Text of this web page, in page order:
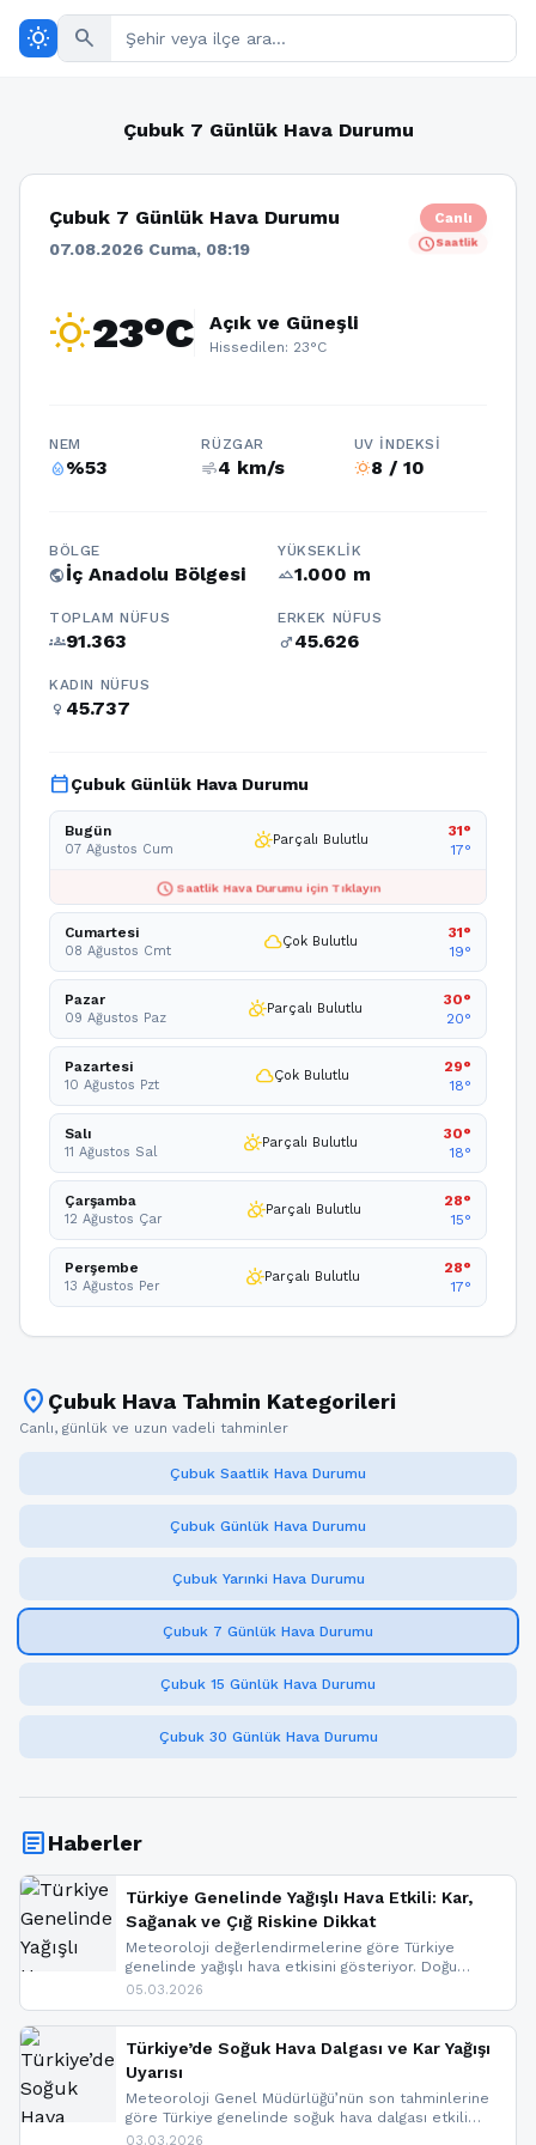
wb_sunny search
Çubuk 7 Günlük Hava Durumu
Çubuk 7 Günlük Hava Durumu
07.08.2026 Cuma, 08:19
Canlı
scheduleSaatlik
wb_sunny23°C Açık ve Güneşli
Hissedilen: 23°C
NEM
humidity_percentage%53
RÜZGAR
air4 km/s
UV İNDEKSI
wb_sunny8 / 10
BÖLGE
publicİç Anadolu Bölgesi
YÜKSEKLIK
terrain1.000 m
TOPLAM NÜFUS
groups91.363
ERKEK NÜFUS
male45.626
KADIN NÜFUS
female 45.737
calendar_todayÇubuk Günlük Hava Durumu
Bugün
07 Ağustos Cum partly_cloudy_dayParçalı Bulutlu
31°
17°
schedule Saatlik Hava Durumu için Tıklayın
Cumartesi
08 Ağustos Cmt cloudÇok Bulutlu
31°
19°
Pazar
09 Ağustos Paz partly_cloudy_dayParçalı Bulutlu
30°
20°
Pazartesi
10 Ağustos Pzt cloudÇok Bulutlu
29°
18°
Salı
11 Ağustos Sal partly_cloudy_dayParçalı Bulutlu
30°
18°
Çarşamba
12 Ağustos Çar partly_cloudy_dayParçalı Bulutlu
28°
15°
Perşembe
13 Ağustos Per partly_cloudy_dayParçalı Bulutlu
28°
17°
location_on Çubuk Hava Tahmin Kategorileri
Canlı, günlük ve uzun vadeli tahminler
Çubuk Saatlik Hava Durumu
Çubuk Günlük Hava Durumu
Çubuk Yarınki Hava Durumu
Çubuk 7 Günlük Hava Durumu
Çubuk 15 Günlük Hava Durumu
Çubuk 30 Günlük Hava Durumu
articleHaberler
Türkiye Genelinde Yağışlı Hava Etkili: Kar,
Sağanak ve Çığ Riskine Dikkat
Meteoroloji değerlendirmelerine göre Türkiye
genelinde yağışlı hava etkisini gösteriyor. Doğu
bölgelerinde kar yağışı beklenirken Marmara ve
ise çığ tehlikesi bulunuyor. İç kesimlerde sis ve pus
nedeniyle görüş mesafesinde azalma
yaşanabileceği belirtiliyor.
05.03.2026
Türkiye’de Soğuk Hava Dalgası ve Kar Yağışı
Uyarısı
Meteoroloji Genel Müdürlüğü’nün son tahminlerine
göre Türkiye genelinde soğuk hava dalgası etkili
oluyor. Birçok il için kar yağışı ve buzlanma uyarısı
03.03.2026